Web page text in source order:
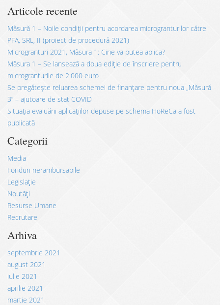
Articole recente
Măsură 1 – Noile condiții pentru acordarea microgranturilor către
PFA, SRL, II (proiect de procedură 2021)
Microgranturi 2021, Măsura 1: Cine va putea aplica?
Măsura 1 – Se lansează a doua ediție de înscriere pentru
microgranturile de 2.000 euro
Se pregătește reluarea schemei de finanțare pentru noua „Măsură
3” – ajutoare de stat COVID
Situația evaluării aplicațiilor depuse pe schema HoReCa a fost
publicată
Categorii
Media
Fonduri nerambursabile
Legislație
Noutăți
Resurse Umane
Recrutare
Arhiva
septembrie 2021
august 2021
iulie 2021
aprilie 2021
martie 2021